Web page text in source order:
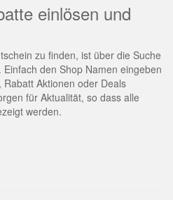
einlösen und
zu finden, ist über die Suche
den Shop Namen eingeben
Aktionen oder Deals
für Aktualität, so dass alle
werden.